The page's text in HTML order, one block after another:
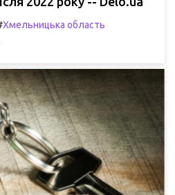
Хмельницька область